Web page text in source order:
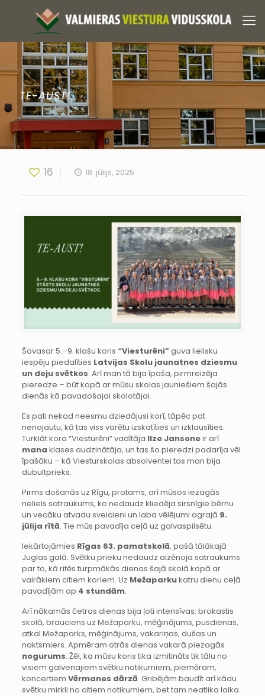
TE-AUST!
16 18. jūlijs, 2025
Šovasar 5.–9. klašu koris “Viesturēni”guva lielisku
iespēju piedalīties Latvijas Skolu jaunatnes dziesmu
un deju svētkos. Arī man tā bija īpaša, pirmreizēja
pieredze – būt kopā ar mūsu skolas jauniešiem šajās
dienās kā pavadošajai skolotājai.
Es pati nekad neesmu dziedājusi korī, tāpēc pat
nenojautu, kā tas viss varētu izskatīties un izklausīties.
Turklāt kora “Viesturēni” vadītāja Ilze Jansoneir arī
mana klases audzinātāja, un tas šo pieredzi padarīja vēl
īpašāku – kā Viesturskolas absolventei tas man bija
dubultprieks.
Pirms došanās uz Rīgu, protams, arī mūsos iezagās
neliels satraukums, ko nedaudz kliedēja sirsnīgie bērnu
un vecāku atvadu sveicieni un laba vēlējumi agrajā 9.
jūlija rītā. Tie mūs pavadīja ceļā uz galvaspilsētu.
Iekārtojāmies Rīgas 63. pamatskolā, pašā tālākajā
Juglas galā. Svētku prieku nedaudz aizēnoja satraukums
par to, kā ritēs turpmākās dienas šajā skolā kopā ar
vairākiem citiem koriem. Uz Mežaparkukatru dienu ceļā
pavadījām ap 4 stundām.
Arī nākamās četras dienas bija ļoti intensīvas: brokastis
skolā, brauciens uz Mežaparku, mēģinājums, pusdienas,
atkal Mežaparks, mēģinājums, vakariņas, dušas un
naktsmiers. Apmēram otrās dienas vakarā piezagās
nogurums. Žēl, ka mūsu koris tika izmitināts tik tālu no
visiem galvenajiem svētku notikumiem, piemēram,
koncertiem Vērmanes dārzā. Gribējām baudīt arī kādu
svētku mirkli no citiem notikumiem, bet tam neatlika laika.